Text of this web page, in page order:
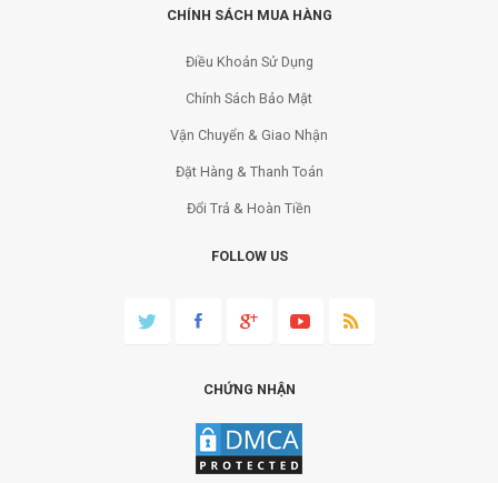
CHÍNH SÁCH MUA HÀNG
Điều Khoản Sử Dụng
Chính Sách Bảo Mật
Vận Chuyển & Giao Nhận
Đặt Hàng & Thanh Toán
Đổi Trả & Hoàn Tiền
FOLLOW US
CHỨNG NHẬN